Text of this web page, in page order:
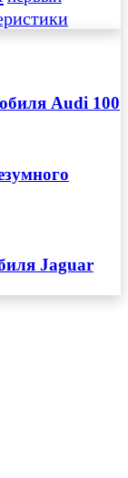
Audi 100
Jaguar